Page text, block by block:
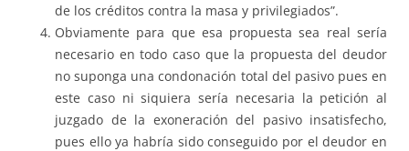
de los créditos contra la masa y privilegiados”.
Obviamente para que esa propuesta sea real sería
necesario en todo caso que la propuesta del deudor
no suponga una condonación total del pasivo pues en
este caso ni siquiera sería necesaria la petición al
juzgado de la exoneración del pasivo insatisfecho,
pues ello ya habría sido conseguido por el deudor en